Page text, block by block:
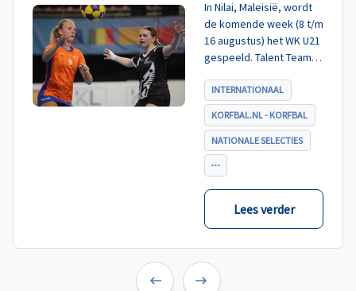
In Nilai, Maleisië, wordt
de komende week (8 t/m
16 augustus) het WK U21
gespeeld. Talent TeamNL
poule A, met Nieuw-
Zeeland, Hong Kong
China en India. De eerste
wedstrijd, tegen Nieuw-
Zeeland U21, werd zoals
verwacht met ruime
cijfers gewonnen.
INTERNATIONAAL
KORFBAL.NL - KORFBAL
NATIONALE SELECTIES
Lees verder